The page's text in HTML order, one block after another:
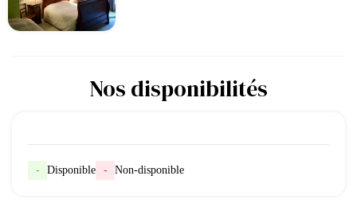
Nos disponibilités
- Disponible - Non-disponible